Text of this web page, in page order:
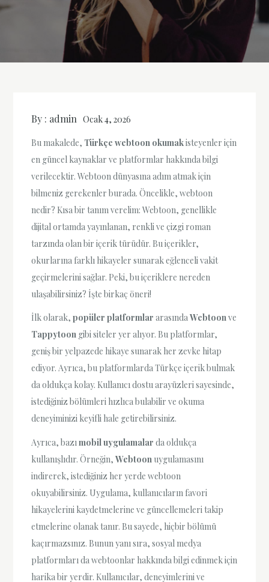
By : admin Ocak 4, 2026
Bu makalede, Türkçe webtoon okumakisteyenler için
en güncel kaynaklar ve platformlar hakkında bilgi
verilecektir. Webtoon dünyasına adım atmak için
bilmeniz gerekenler burada. Öncelikle, webtoon
nedir? Kısa bir tanım verelim: Webtoon, genellikle
dijital ortamda yayınlanan, renkli ve çizgi roman
tarzında olan bir içerik türüdür. Bu içerikler,
okurlarına farklı hikayeler sunarak eğlenceli vakit
geçirmelerini sağlar. Peki, bu içeriklere nereden
ulaşabilirsiniz? İşte birkaç öneri!
İlk olarak,popüler platformlar arasındaWebtoonve
Tappytoon gibi siteler yer alıyor. Bu platformlar,
geniş bir yelpazede hikaye sunarak her zevke hitap
ediyor. Ayrıca, bu platformlarda Türkçe içerik bulmak
da oldukça kolay. Kullanıcı dostu arayüzleri sayesinde,
istediğiniz bölümleri hızlıca bulabilir ve okuma
deneyiminizi keyifli hale getirebilirsiniz.
Ayrıca, bazımobil uygulamalar da oldukça
kullanışlıdır. Örneğin,Webtoon uygulamasını
indirerek, istediğiniz her yerde webtoon
okuyabilirsiniz. Uygulama, kullanıcıların favori
hikayelerini kaydetmelerine ve güncellemeleri takip
etmelerine olanak tanır. Bu sayede, hiçbir bölümü
kaçırmazsınız. Bunun yanı sıra, sosyal medya
platformları da webtoonlar hakkında bilgi edinmek için
harika bir yerdir. Kullanıcılar, deneyimlerini ve